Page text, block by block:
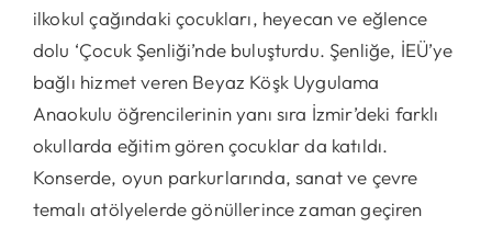
ilkokul çağındaki çocukları, heyecan ve eğlence
dolu ‘Çocuk Şenliği’nde buluşturdu. Şenliğe, İEÜ’ye
bağlı hizmet veren Beyaz Köşk Uygulama
Anaokulu öğrencilerinin yanı sıra İzmir’deki farklı
okullarda eğitim gören çocuklar da katıldı.
Konserde, oyun parkurlarında, sanat ve çevre
temalı atölyelerde gönüllerince zaman geçiren